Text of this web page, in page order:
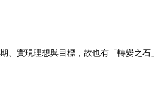
實現理想與目標，故也有「轉變之